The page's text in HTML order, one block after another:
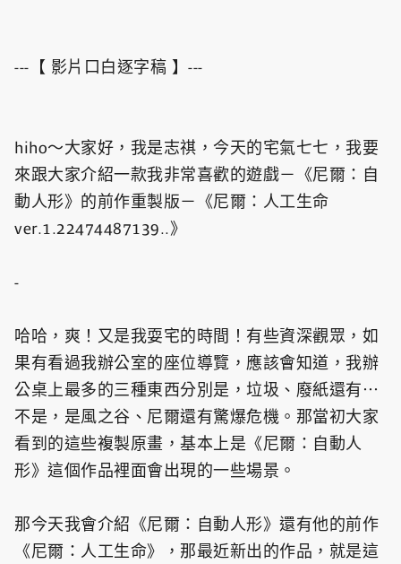
---【 影片口白逐字稿 】---
hiho～大家好，我是志祺，今天的宅氣七七，我要
來跟大家介紹一款我非常喜歡的遊戲－《尼爾：自
動人形》的前作重製版－《尼爾：人工生命
ver.1.22474487139..》
-
哈哈，爽！又是我耍宅的時間！有些資深觀眾，如
果有看過我辦公室的座位導覽，應該會知道，我辦
公桌上最多的三種東西分別是，垃圾、廢紙還有⋯
不是，是風之谷、尼爾還有驚爆危機。那當初大家
看到的這些複製原畫，基本上是《尼爾：自動人
形》這個作品裡面會出現的一些場景。
那今天我會介紹《尼爾：自動人形》還有他的前作
《尼爾：人工生命》，那最近新出的作品，就是這